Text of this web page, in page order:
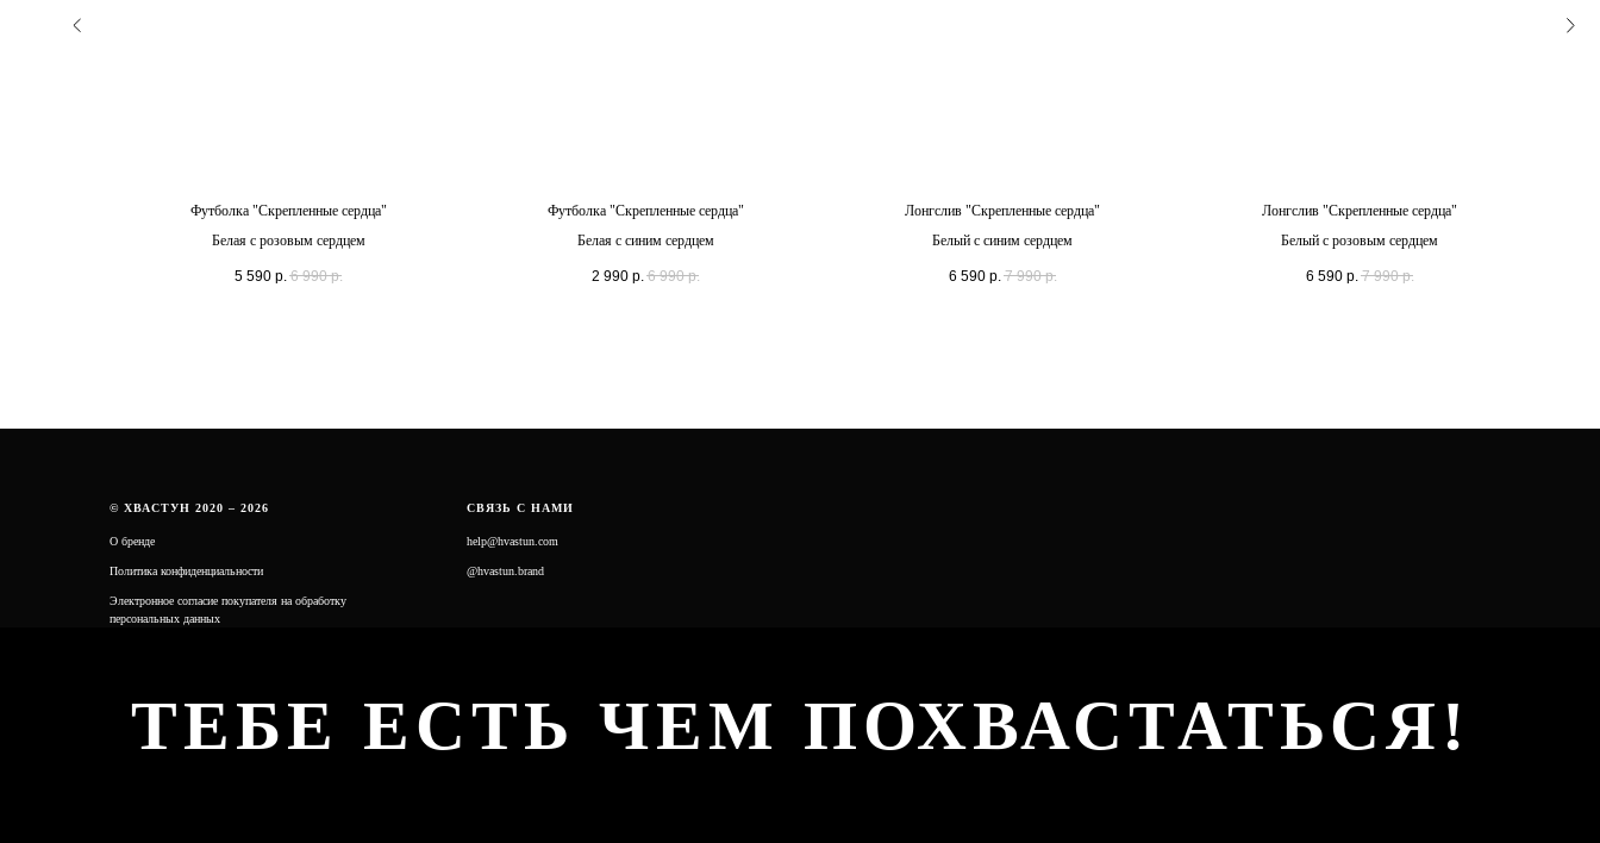
Футболка "Скрепленные сердца"
Белая с розовым сердцем
5 590 р. 6 990 р.
Футболка "Скрепленные сердца"
Белая с синим сердцем
2 990 р. 6 990 р.
Лонгслив "Скрепленные сердца"
Белый с синим сердцем
6 590 р. 7 990 р.
Лонгслив "Скрепленные сердца"
Белый с розовым сердцем
6 590 р. 7 990 р.
© ХВАСТУН 2020 – 2026
О бренде
Политика конфиденциальности
Электронное согласие покупателя на обработку
персональных данных
СВЯЗЬ С НАМИ
help@hvastun.com
@hvastun.brand
ТЕБЕ ЕСТЬ ЧЕМ ПОХВАСТАТЬСЯ!